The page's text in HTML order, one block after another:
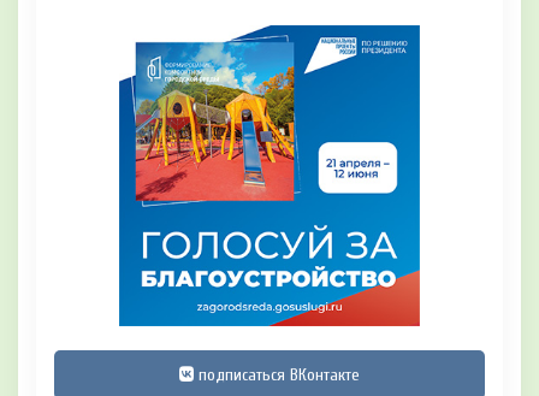
подписаться ВКонтакте